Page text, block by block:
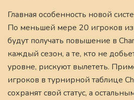
Главная особенность новой
По меньшей мере 20 игроков из
будут получать повышение в
каждый сезон, а те, кто не
уровне, рискуют вылететь.
игроков в турнирной таблице
сохранят свой статус, а